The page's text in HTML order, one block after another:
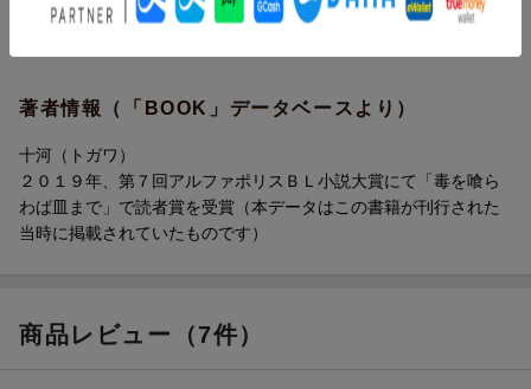
ンドリムであったがーファン待望のシリーズ第４弾！ついにヨル
著者情報（「BOOK」データベースより）
十河（トガワ）
２０１９年、第７回アルファポリスＢＬ小説大賞にて「毒を喰ら
わば皿まで」で読者賞を受賞（本データはこの書籍が刊行された
当時に掲載されていたものです）
商品レビュー（7件）